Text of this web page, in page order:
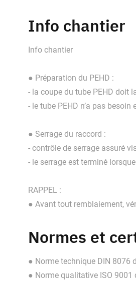
Info chantier
Info chantier
● Préparation du PEHD :
- la coupe du tube PEHD doit
- le tube PEHD n’a pas
● Serrage du raccord :
- contrôle de serrage assuré
- le serrage est terminé
RAPPEL :
● Avant tout remblaiement,
Normes et
● Norme technique DIN 8076
● Norme qualitative ISO 9001